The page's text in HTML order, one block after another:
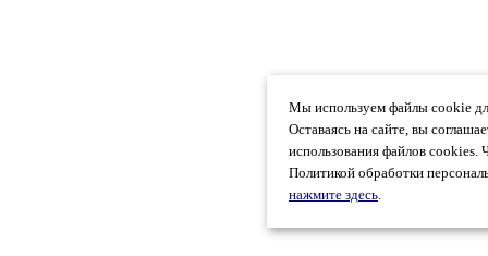
Мы используем файлы cookie
Оставаясь на сайте, вы
использования файлов cookies.
Политикой обработки
нажмите здесь.